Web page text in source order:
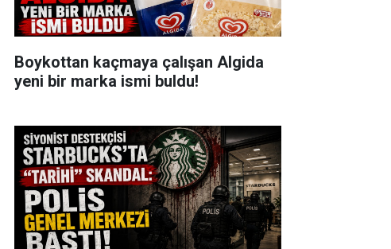
Boykottan kaçmaya çalışan Algida
yeni bir marka ismi buldu!